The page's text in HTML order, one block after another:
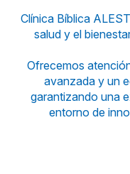
Noticias y blog
Clínica Bíblica
salud y el
Ofrecemos
avanzada y un
garantizando una
entorno de